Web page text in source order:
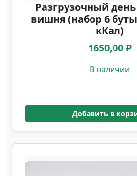
Разгрузочный день
вишня (набор 6
кКал)
1650,00 ₽
В наличии
Добавить в